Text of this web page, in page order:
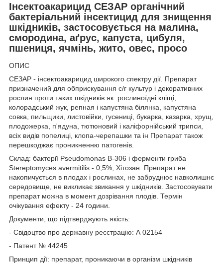
Інсектоакарицид СЕЗАР органічний
бактеріальний інсектицид для знищення
шкідників, застосовується на малина,
смородина, аґрус, капуста, цибуля,
пшениця, ячмінь, жито, овес, просо
ОПИС
СЕЗАР - інсектоакарицид широкого спектру дії. Препарат
призначений для обприскування с/г культур і декоративних
рослин проти таких шкідників як: рослиноїдні кліщі,
колорадський жук, репная і капустяна білянка, капустяна
совка, пильщики, листовійки, гусениці, букарка, казарка, хрущ,
плодожерка, п'ядуна, тютюновий і каліфорнійський трипси,
всіх видів попелиці, клопа-черепашки та ін Препарат також
перешкоджає проникненню патогенів.
Склад: бактерії Pseudomonas B-306 і ферменти гриба
Stereptomyces avermitilis - 0,5%, Хітозан. Препарат не
накопичується в плодах і рослинах, не забруднює навколишнє
середовище, не викликає звикання у шкідників. Застосовувати
препарат можна в момент дозрівання плодів. Термін
очікування ефекту - 24 години.
Документи, що підтверджують якість:
- Свідоцтво про державну реєстрацію: А 02154
- Патент № 44245
Принцип дії: препарат, проникаючи в організм шкідників